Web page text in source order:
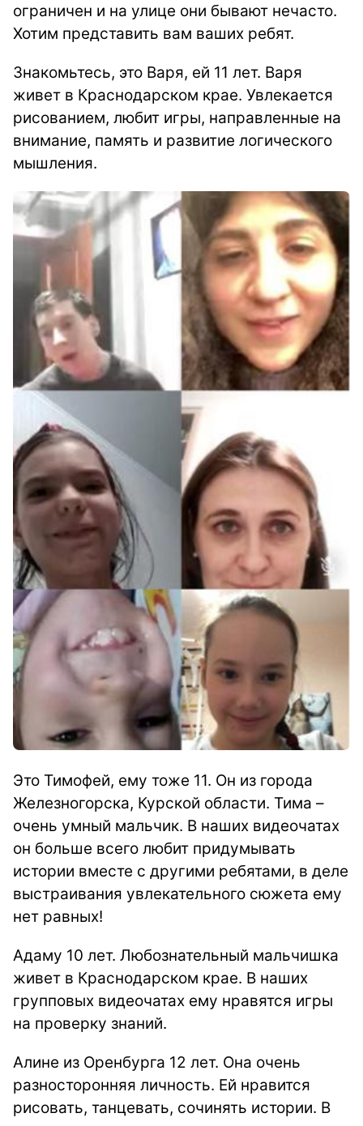
ограничен и на улице они бывают нечасто.
Хотим представить вам ваших ребят.
Знакомьтесь, это Варя, ей 11 лет. Варя
живет в Краснодарском крае. Увлекается
рисованием, любит игры, направленные на
внимание, память и развитие логического
мышления.
Это Тимофей, ему тоже 11. Он из города
Железногорска, Курской области. Тима –
очень умный мальчик. В наших видеочатах
он больше всего любит придумывать
истории вместе с другими ребятами, в деле
выстраивания увлекательного сюжета ему
нет равных!
Адаму 10 лет. Любознательный мальчишка
живет в Краснодарском крае. В наших
групповых видеочатах ему нравятся игры
на проверку знаний.
Алине из Оренбурга 12 лет. Она очень
разносторонняя личность. Ей нравится
рисовать, танцевать, сочинять истории. В